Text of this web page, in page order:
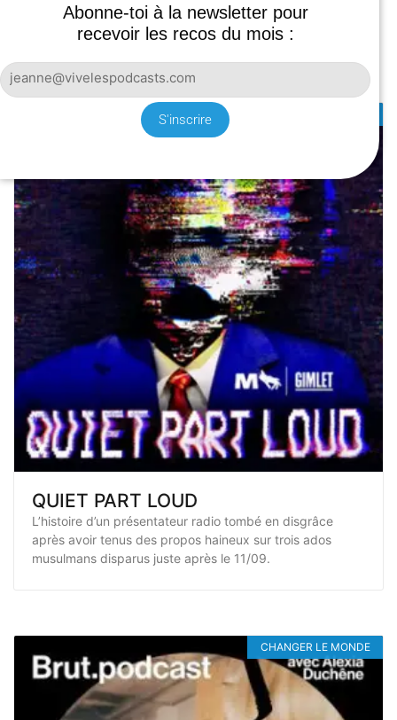
↓ DES PODCASTS ↓
QUIET PART LOUD
L’histoire d’un présentateur radio tombé en disgrâce
après avoir tenus des propos haineux sur trois ados
musulmans disparus juste après le 11/09.
CHANGER LE MONDE
Abonne-toi à la newsletter pour
recevoir les recos du mois :
S'inscrire